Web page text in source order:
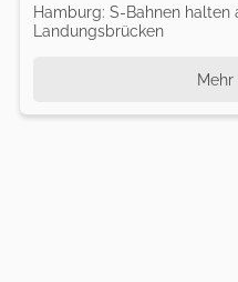
Hamburg: S-Bahnen halten
Landungsbrücken